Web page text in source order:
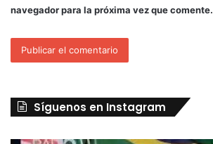
navegador para la próxima vez que comente.
Síguenos en Instagram